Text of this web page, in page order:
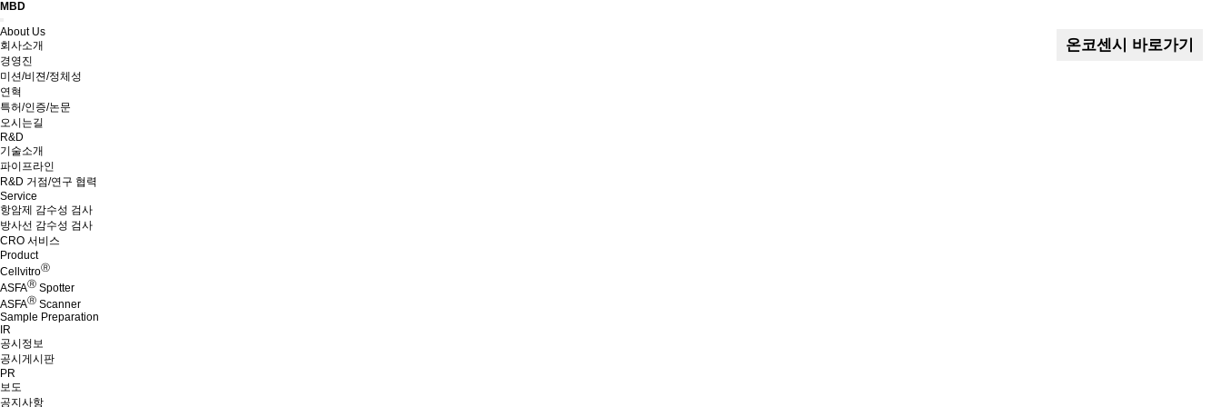
MBD
Menu
About Us
회사소개
경영진
미션/비젼/정체성
연혁
특허/인증/논문
오시는길
R&D
기술소개
파이프라인
R&D 거점/연구 협력
Service
항암제 감수성 검사
방사선 감수성 검사
CRO 서비스
Product
CellvitroⓇ
ASFAⓇ Spotter
ASFAⓇ Scanner
Sample Preparation
IR
공시정보
공시게시판
PR
보도
공지사항
온코센시 바로가기